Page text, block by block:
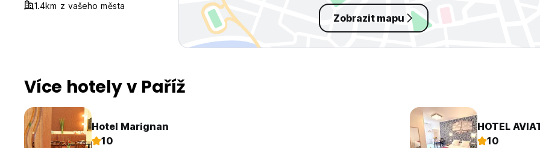
1.4km z vašeho města
Zobrazit mapu
Více hotely v Paříž
Hotel Marignan
10
HOTEL
10